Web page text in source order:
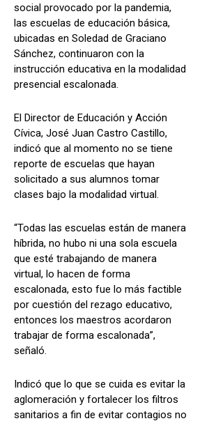
social provocado por la pandemia,
las escuelas de educación básica,
ubicadas en Soledad de Graciano
Sánchez, continuaron con la
instrucción educativa en la modalidad
presencial escalonada.
El Director de Educación y Acción
Cívica, José Juan Castro Castillo,
indicó que al momento no se tiene
reporte de escuelas que hayan
solicitado a sus alumnos tomar
clases bajo la modalidad virtual.
“Todas las escuelas están de manera
híbrida, no hubo ni una sola escuela
que esté trabajando de manera
virtual, lo hacen de forma
escalonada, esto fue lo más factible
por cuestión del rezago educativo,
entonces los maestros acordaron
trabajar de forma escalonada”,
señaló.
Indicó que lo que se cuida es evitar la
aglomeración y fortalecer los filtros
sanitarios a fin de evitar contagios no